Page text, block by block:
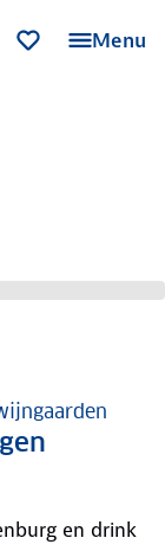
Menu
en drink